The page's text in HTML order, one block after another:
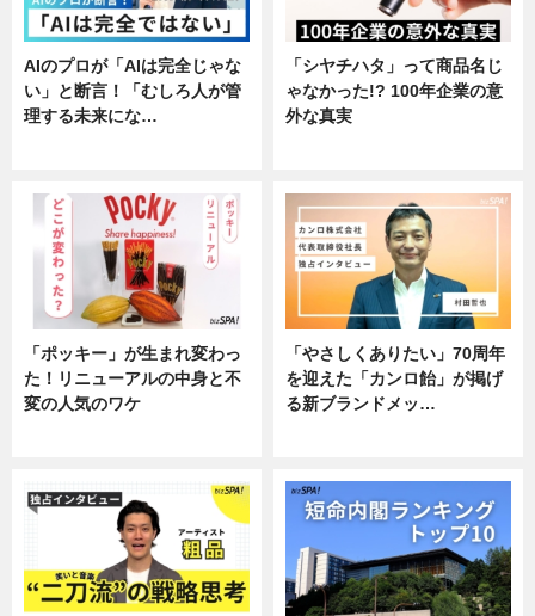
AIのプロが「AIは完全じゃな
い」と断言！「むしろ人が管
理する未来にな…
「シヤチハタ」って商品名じ
ゃなかった!? 100年企業の意
外な真実
「ポッキー」が生まれ変わっ
た！リニューアルの中身と不
変の人気のワケ
「やさしくありたい」70周年
を迎えた「カンロ飴」が掲げ
る新ブランドメッ…